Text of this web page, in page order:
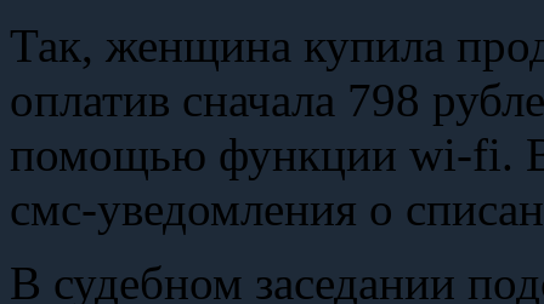
Так, женщина купила
оплатив сначала 798
помощью функции wi-fi.
смс-уведомления о
В судебном заседании